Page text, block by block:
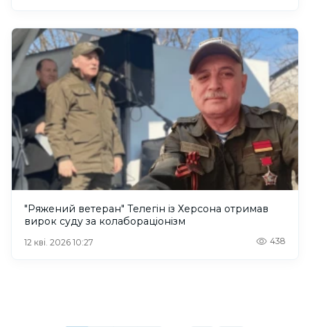
"Ряжений ветеран" Телегін із Херсона отримав
вирок суду за колабораціонізм
12 кві. 2026 10:27 438